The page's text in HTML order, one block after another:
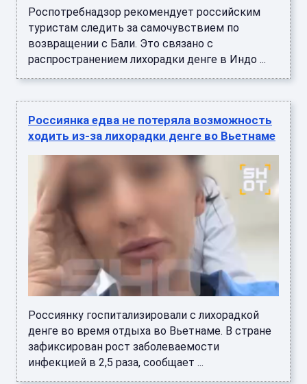
Роспотребнадзор рекомендует российским
туристам следить за самочувствием по
возвращении с Бали. Это связано с
распространением лихорадки денге в Индо ...
Россиянка едва не потеряла возможность
ходить из-за лихорадки денге во Вьетнаме
Россиянку госпитализировали с лихорадкой
денге во время отдыха во Вьетнаме. В стране
зафиксирован рост заболеваемости
инфекцией в 2,5 раза, сообщает ...